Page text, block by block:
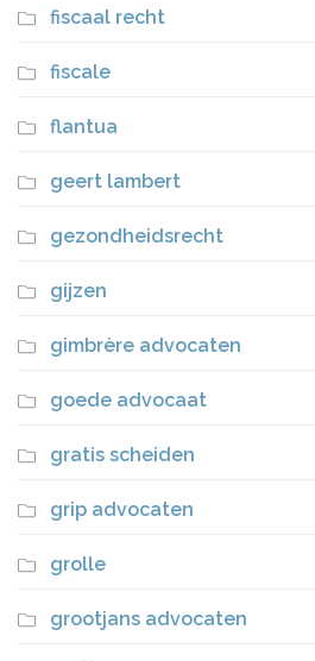
fiscaal recht
fiscale
flantua
geert lambert
gezondheidsrecht
gijzen
gimbrère advocaten
goede advocaat
gratis scheiden
grip advocaten
grolle
grootjans advocaten